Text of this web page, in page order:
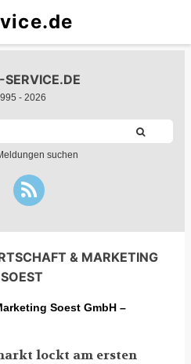
SERVICE.DE
- 2026
suchen
& MARKETING
Soest GmbH –
lockt am ersten